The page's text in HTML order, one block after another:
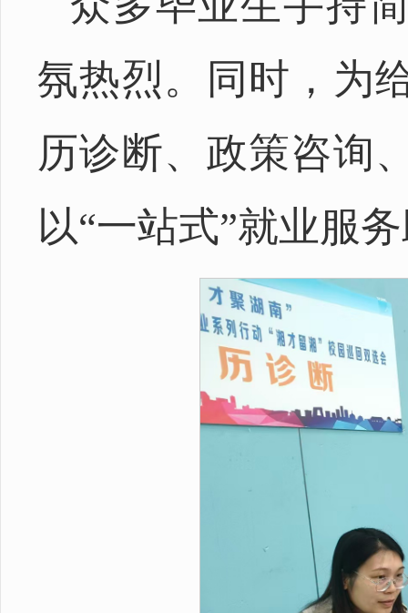
氛热烈。同时，为
历诊断、政策咨询
以“一站式”就业服